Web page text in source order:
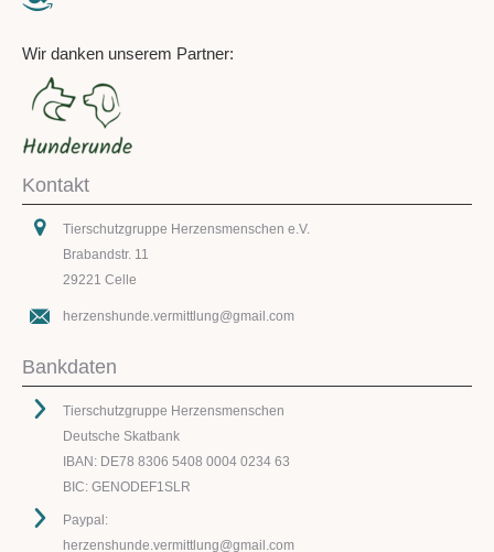
Wir danken unserem Partner:
Kontakt
Tierschutzgruppe Herzensmenschen e.V.
Brabandstr. 11
29221 Celle
herzenshunde.vermittlung@gmail.com
Bankdaten
Tierschutzgruppe Herzensmenschen
Deutsche Skatbank
IBAN: DE78 8306 5408 0004 0234 63
BIC: GENODEF1SLR
Paypal:
herzenshunde.vermittlung@gmail.com